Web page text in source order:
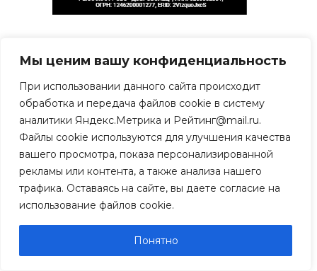
Мы ценим вашу конфиденциальность
При использовании данного сайта происходит
обработка и передача файлов cookie в систему
аналитики Яндекс.Метрика и Рейтинг@mail.ru.
Файлы cookie используются для улучшения качества
вашего просмотра, показа персонализированной
рекламы или контента, а также анализа нашего
трафика. Оставаясь на сайте, вы даете согласие на
использование файлов cookie.
Понятно
Свежие записи
Рязанцы рискуют
лишиться последней
общественной бани на ул.
Семёна Середы
07.08.2026
В Рязани онкобольные
пациенты не могут
получить льготный
препарат